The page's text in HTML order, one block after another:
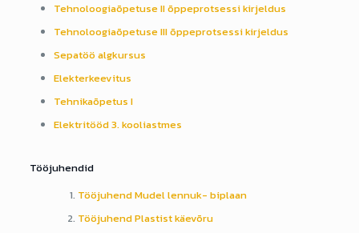
Tehnoloogiaõpetuse II õppeprotsessi kirjeldus
Tehnoloogiaõpetuse III õppeprotsessi kirjeldus
Sepatöö algkursus
Elekterkeevitus
Tehnikaõpetus I
Elektritööd 3. kooliastmes
Tööjuhendid
Tööjuhend Mudel lennuk- biplaan
Tööjuhend Plastist käevõru